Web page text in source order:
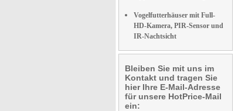
Vogelfutterhäuser mit Full-
HD-Kamera, PIR-Sensor und
IR-Nachtsicht
Bleiben Sie mit uns im
Kontakt und tragen Sie
hier Ihre E-Mail-Adresse
für unsere HotPrice-Mail
ein: